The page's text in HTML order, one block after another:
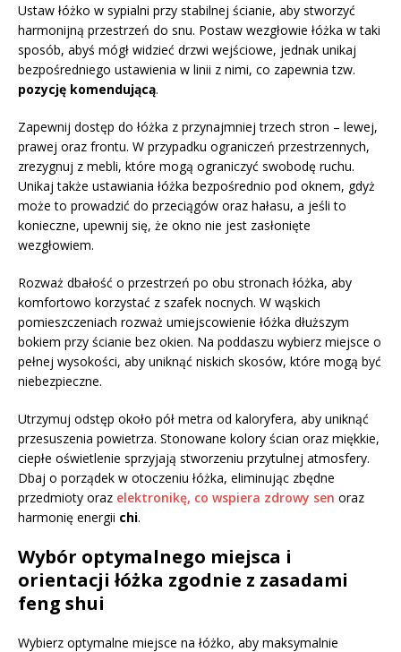
Ustaw łóżko w sypialni przy stabilnej ścianie, aby stworzyć
harmonijną przestrzeń do snu. Postaw wezgłowie łóżka w taki
sposób, abyś mógł widzieć drzwi wejściowe, jednak unikaj
bezpośredniego ustawienia w linii z nimi, co zapewnia tzw.
pozycję komendującą.
Zapewnij dostęp do łóżka z przynajmniej trzech stron – lewej,
prawej oraz frontu. W przypadku ograniczeń przestrzennych,
zrezygnuj z mebli, które mogą ograniczyć swobodę ruchu.
Unikaj także ustawiania łóżka bezpośrednio pod oknem, gdyż
może to prowadzić do przeciągów oraz hałasu, a jeśli to
konieczne, upewnij się, że okno nie jest zasłonięte
wezgłowiem.
Rozważ dbałość o przestrzeń po obu stronach łóżka, aby
komfortowo korzystać z szafek nocnych. W wąskich
pomieszczeniach rozważ umiejscowienie łóżka dłuższym
bokiem przy ścianie bez okien. Na poddaszu wybierz miejsce o
pełnej wysokości, aby uniknąć niskich skosów, które mogą być
niebezpieczne.
Utrzymuj odstęp około pół metra od kaloryfera, aby uniknąć
przesuszenia powietrza. Stonowane kolory ścian oraz miękkie,
ciepłe oświetlenie sprzyjają stworzeniu przytulnej atmosfery.
Dbaj o porządek w otoczeniu łóżka, eliminując zbędne
przedmioty oraz elektronikę, co wspiera zdrowy sen oraz
harmonię energii chi.
Wybór optymalnego miejsca i
orientacji łóżka zgodnie z zasadami
feng shui
Wybierz optymalne miejsce na łóżko, aby maksymalnie